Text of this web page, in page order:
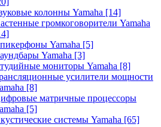
колонны Yamaha [14]
громкоговорители Yamaha
Yamaha [5]
Yamaha [3]
мониторы Yamaha [8]
усилители мощности
[8]
матричные процессоры
[5]
системы Yamaha [65]